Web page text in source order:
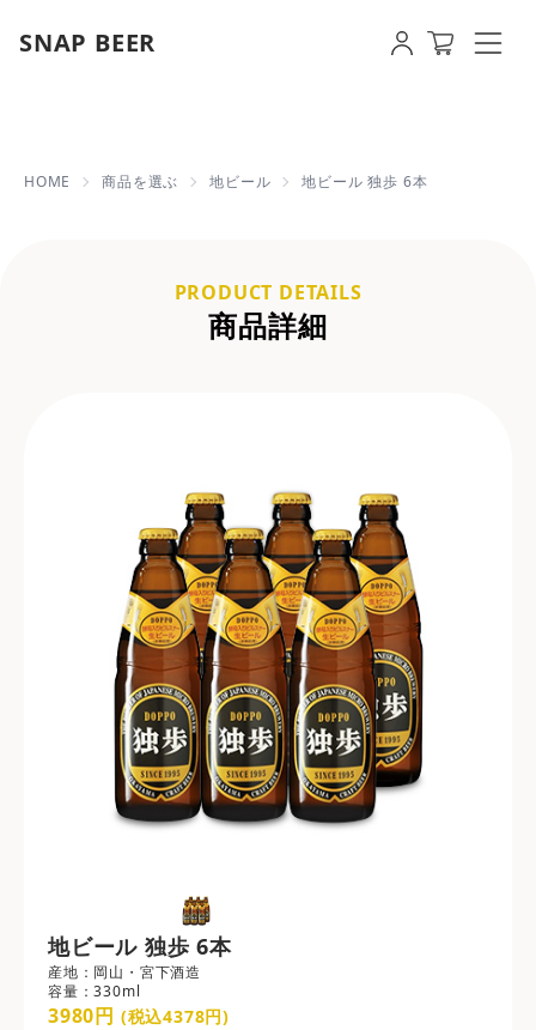
SNAP BEER 地ビール 独歩 6本 | 【即日発送OK】写
HOME 商品を選ぶ 地ビール 地ビール 独歩 6本
PRODUCT DETAILS
商品詳細
地ビール 独歩 6本
産地：岡山・宮下酒造
容量：330ml
3980円 (税込4378円)